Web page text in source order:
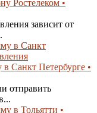
Ростелеком •
зависит от
Санкт Петербурге •
отправить